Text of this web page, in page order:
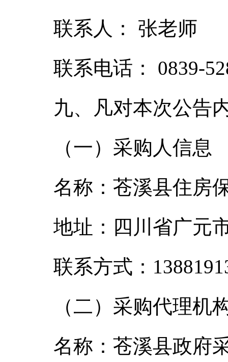
联系人： 张老师
联系电话： 0839-
九、凡对本次公告
（一）采购人信息
名称：苍溪县住房
地址：四川省广元
联系方式：
（二）采购代理机
名称：苍溪县政府